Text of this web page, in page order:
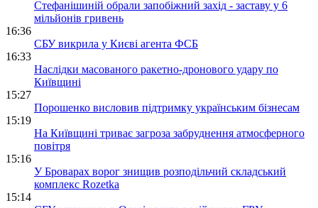
Стефанішиній обрали запобіжний захід - заставу у 6
мільйонів гривень
16:36
СБУ викрила у Києві агента ФСБ
16:33
Наслідки масованого ракетно-дронового удару по
Київщині
15:27
Порошенко висловив підтримку українським бізнесам
15:19
На Київщині триває загроза забруднення атмосферного
повітря
15:16
У Броварах ворог знищив розподільчий складський
комплекс Rozetka
15:14